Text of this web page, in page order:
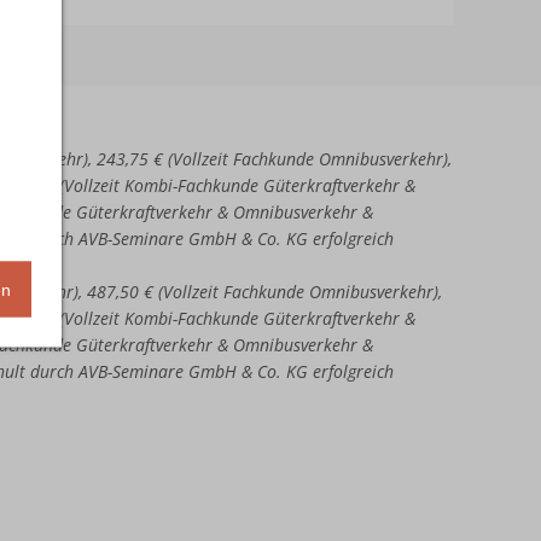
243,75 € (Vollzeit Fachkunde Omnibusverkehr),
€ (Vollzeit Kombi-Fachkunde Güterkraftverkehr &
Güterkraftverkehr & Omnibusverkehr &
durch AVB-Seminare GmbH & Co. KG erfolgreich
487,50 € (Vollzeit Fachkunde Omnibusverkehr),
€ (Vollzeit Kombi-Fachkunde Güterkraftverkehr &
Güterkraftverkehr & Omnibusverkehr &
durch AVB-Seminare GmbH & Co. KG erfolgreich